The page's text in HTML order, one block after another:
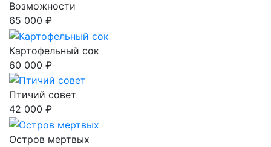
Возможности
65 000 ₽
Картофельный сок
60 000 ₽
Птичий совет
42 000 ₽
Остров мертвых